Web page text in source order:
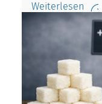
Weiterlesen